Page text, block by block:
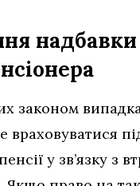
надбавки
законом
враховуватися
у зв’язку з